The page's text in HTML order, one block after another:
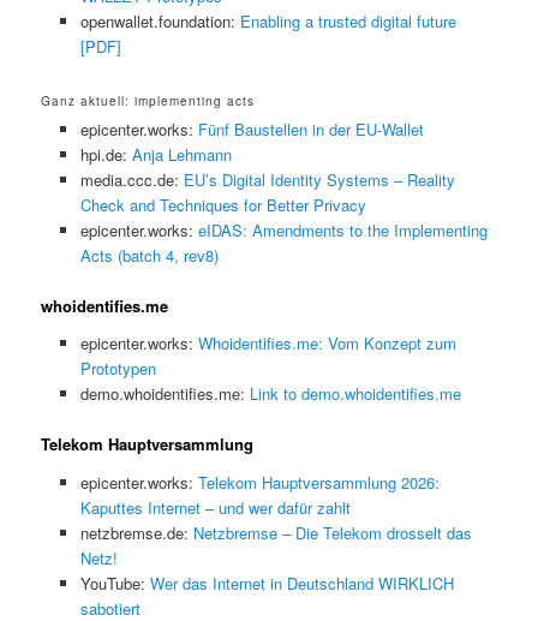
openwallet.foundation: Enabling a trusted digital future
[PDF]
Ganz aktuell: implementing acts
epicenter.works: Fünf Baustellen in der EU-Wallet
hpi.de: Anja Lehmann
media.ccc.de: EU’s Digital Identity Systems – Reality
Check and Techniques for Better Privacy
epicenter.works: eIDAS: Amendments to the Implementing
Acts (batch 4, rev8)
whoidentifies.me
epicenter.works: Whoidentifies.me: Vom Konzept zum
Prototypen
demo.whoidentifies.me: Link to demo.whoidentifies.me
Telekom Hauptversammlung
epicenter.works: Telekom Hauptversammlung 2026:
Kaputtes Internet – und wer dafür zahlt
netzbremse.de: Netzbremse – Die Telekom drosselt das
Netz!
YouTube: Wer das Internet in Deutschland WIRKLICH
sabotiert